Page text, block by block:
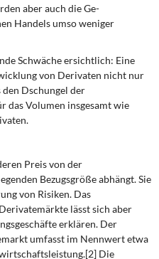
aber auch die Ge­
Handels umso weniger
Schwäche ersichtlich: Eine
von Derivaten nicht nur
den Dschungel der
das Volumen insgesamt wie
Preis von der
Bezugsgröße abhängt. Sie
von Risi­ken. Das
lässt sich aber
erklären. Der
umfasst im Nennwert etwa
Die